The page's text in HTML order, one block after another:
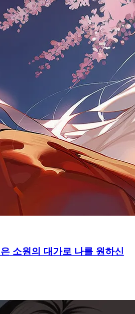
소원의 대가로 나를 원하신